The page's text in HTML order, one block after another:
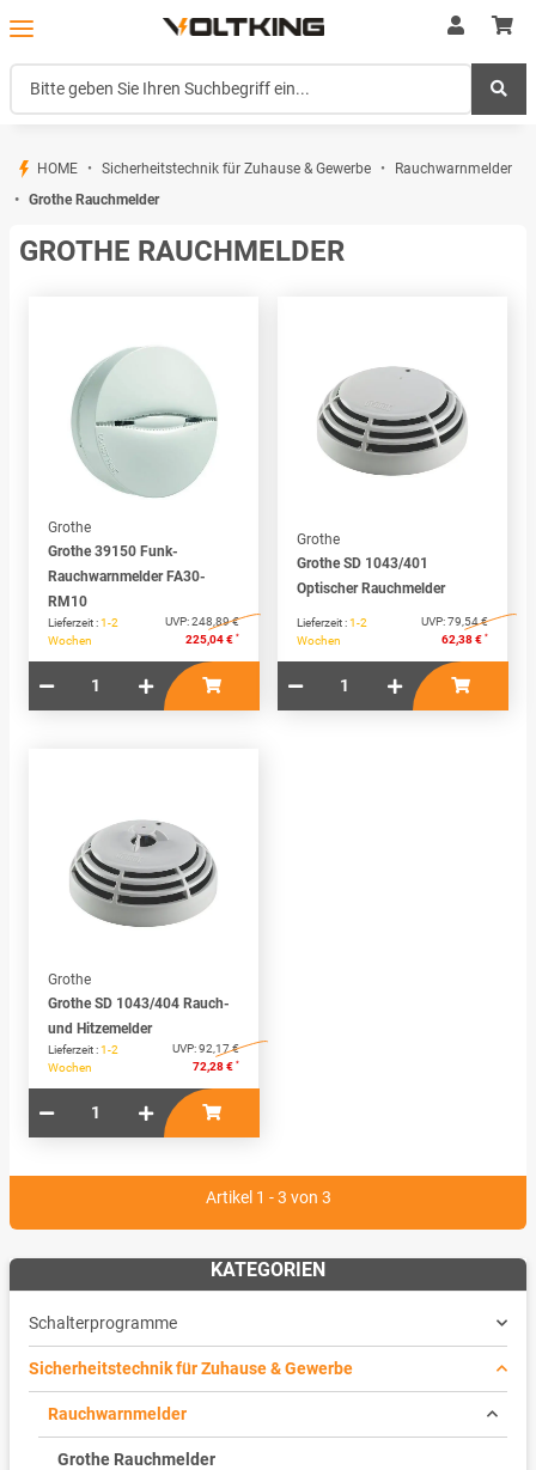
HOME Sicherheitstechnik für Zuhause & Gewerbe
Rauchwarnmelder
Grothe Rauchmelder
GROTHE RAUCHMELDER
Grothe
Grothe 39150 Funk-
Rauchwarnmelder FA30-
RM10
Lieferzeit :1-2
Wochen
UVP:248,89 €
225,04 € *
Grothe
Grothe SD 1043/401
Optischer Rauchmelder
Lieferzeit :1-2
Wochen
UVP:79,54 €
62,38 € *
Grothe
Grothe SD 1043/404 Rauch-
und Hitzemelder
Lieferzeit :1-2
Wochen
UVP:92,17 €
72,28 € *
Artikel 1 - 3 von 3
KATEGORIEN
Schalterprogramme
Sicherheitstechnik für Zuhause & Gewerbe
Rauchwarnmelder
Grothe Rauchmelder